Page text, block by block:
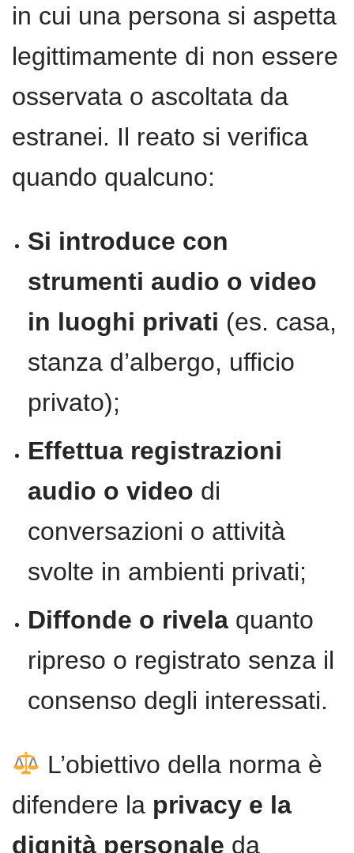
in cui una persona si aspetta
legittimamente di non essere
osservata o ascoltata da
estranei. Il reato si verifica
quando qualcuno:
Si introduce con
strumenti audio o video
in luoghi privati (es. casa,
stanza d’albergo, ufficio
privato);
Effettua registrazioni
audio o video di
conversazioni o attività
svolte in ambienti privati;
Diffonde o rivela quanto
ripreso o registrato senza il
consenso degli interessati.
L’obiettivo della norma è
difendere la privacy e la
dignità personale da